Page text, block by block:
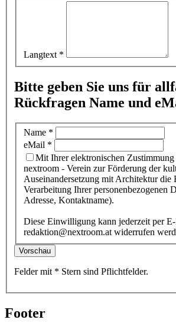
Langtext *
Bitte geben Sie uns für
Rückfragen Name und
Name *
eMail *
Mit Ihrer elektronischen Zustimmung
nextroom - Verein zur Förderung der
Auseinandersetzung mit Architektur
Verarbeitung Ihrer personenbezogenen
Adresse, Kontaktname).
Diese Einwilligung kann jederzeit per
redaktion@nextroom.at widerrufen
Vorschau
Felder mit * Stern sind Pflichtfelder.
Footer